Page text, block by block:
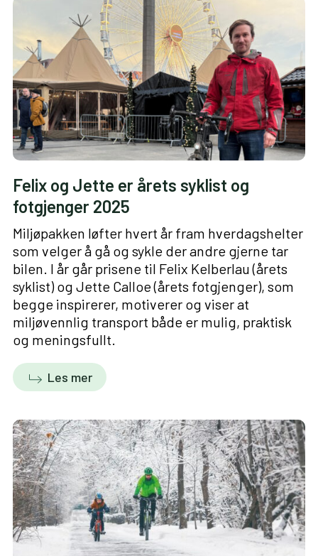
Felix og Jette er årets syklist og
fotgjenger 2025
Miljøpakken løfter hvert år fram hverdagshelter
som velger å gå og sykle der andre gjerne tar
bilen. I år går prisene til Felix Kelberlau (årets
syklist) og Jette Calloe (årets fotgjenger), som
begge inspirerer, motiverer og viser at
miljøvennlig transport både er mulig, praktisk
og meningsfullt.
Les mer